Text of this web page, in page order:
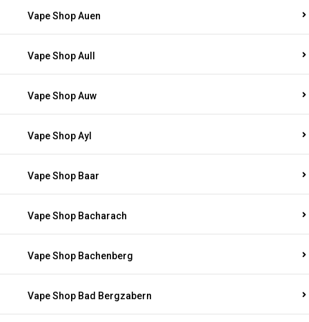
Vape Shop Auen
Vape Shop Aull
Vape Shop Auw
Vape Shop Ayl
Vape Shop Baar
Vape Shop Bacharach
Vape Shop Bachenberg
Vape Shop Bad Bergzabern